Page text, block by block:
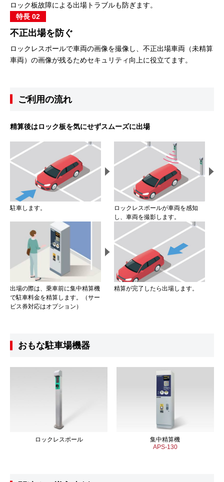
ロック板故障による出場トラブルも防ぎます。
特長 02
不正出場を防ぐ
ロックレスポールで車両の画像を撮像し、不正出場車両（未精算
車両）の画像が残るためセキュリティ向上に役立てます。
ご利用の流れ
精算後はロック板を気にせずスムーズに出場
駐車します。
ロックレスポールが車両を感知
し、車両を撮影します。
出場の際は、乗車前に集中精算機
で駐車料金を精算します。（サー
ビス券対応はオプション）
精算が完了したら出場します。
おもな駐車場機器
ロックレスポール
集中精算機
APS-130